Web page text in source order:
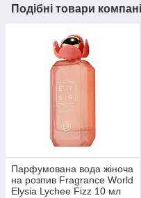
Подібні товари
Парфумована вода жіноча
на розпив Fragrance World
Elysia Lychee Fizz 10 мл